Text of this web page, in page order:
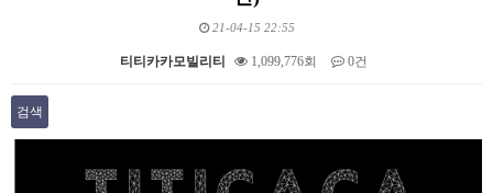
21-04-15 22:55
티티카카모빌리티 1,099,776회 0건
검색